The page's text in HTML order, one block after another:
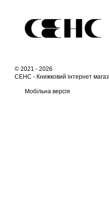
© 2021 - 2026
СЕНС - Книжковий інтернет
Мобільна версія